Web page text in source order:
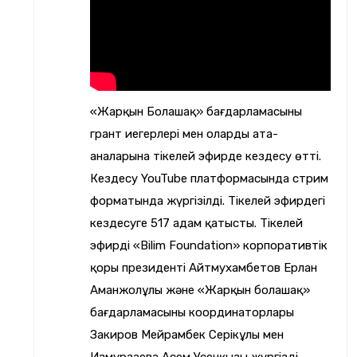
жалақы беріледі. Оған қоса
салықтарды, міндетті әлеуметтік
аударымдарды, пайдаланылмаған
еңбек демалысы үшін өтемақыларды
және банктік қызметтерді ескереді»,
– деді «Еңбек мобильділігі
орталығының» директоры Олжас
Меморандумға қол қойылды.
«Жарқын Болашақ»
бағдарламасының түлектерін
жұмысқа орналастыру мақсатында
келелі келіссөздер жүргізілді.
Оқу бітірер алдында бағдарлама
түлектерін таңдаған мамандықтары
бойынша практикалық дағдыларды
игеруіне жағдай жасап, жыл бойы
қолдау көрсетіледі.
«Жарқын Болашақ» бағдарламасының
грант иегерлері мен олардың ата-
аналарына тікелей эфирде кездесу өтті.
Кездесу YouTube платформасында стрим
форматында жүргізілді. Тікелей эфирдегі
кездесуге 517 адам қатысты. Тікелей
эфирді «Bilim Foundation» корпоративтік
қоры президенті Айтмухамбетов Ерлан
Аманжолұлы және «Жарқын болашақ»
бағдарламасының координаторлары
Закиров Мейрамбек Серікұлы мен